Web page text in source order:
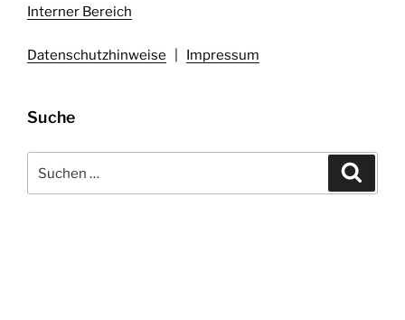
Interner Bereich
Datenschutzhinweise Impressum
Suche
nach: